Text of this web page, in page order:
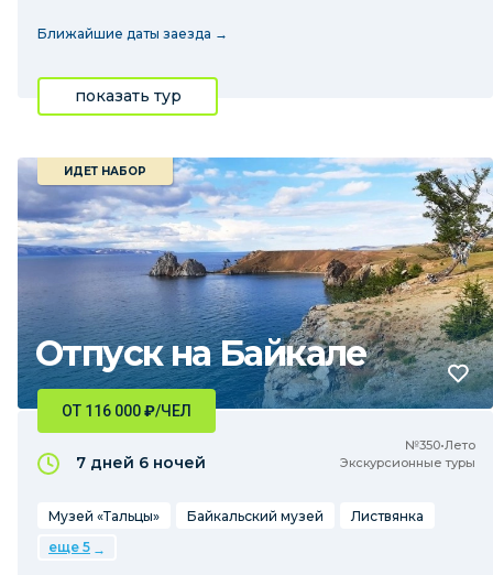
Ближайшие даты заезда →
показать тур
Отпуск на Байкале
ИДЕТ НАБОР
№350•Лето
Экскурсионные туры
ОТ 116 000₽/ЧЕЛ
7 дней 6 ночей
Музей «Тальцы» Байкальский музей
Листвянка
еще 5